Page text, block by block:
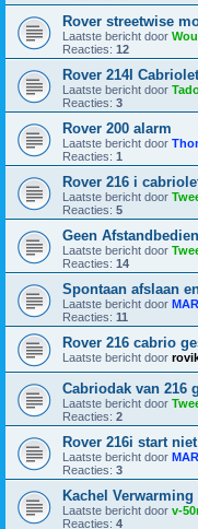
Rover streetwise
Laatste bericht door
Reacties: 12
Rover 214I
Laatste bericht door
Reacties: 3
Rover 200 alarm
Laatste bericht door
Reacties: 1
Rover 216 i
Laatste bericht door
Reacties: 5
Geen
Laatste bericht door
Reacties: 14
Spontaan afslaan
Laatste bericht door
Reacties: 11
Rover 216 cabrio
Laatste bericht door
Cabriodak van 216
Laatste bericht door
Reacties: 2
Rover 216i start niet
Laatste bericht door
Reacties: 3
Kachel Verwarming
Laatste bericht door v-
Reacties: 4